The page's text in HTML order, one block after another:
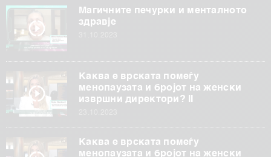
Магичните печурки и менталното
здравје
Каква е врската помеѓу
менопаузата и бројот на женски
извршни директори? II
Каква е врската помеѓу
менопаузата и бројот на женски